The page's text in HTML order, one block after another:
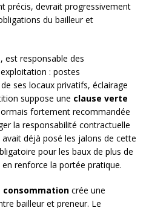
précis, devrait progressivement
du bailleur et
est responsable des
: postes
ses locaux privatifs, éclairage
suppose une clause verte
fortement recommandée
la responsabilité contractuelle
déjà posé les jalons de cette
pour les baux de plus de
renforce la portée pratique.
consommation crée une
bailleur et preneur. Le